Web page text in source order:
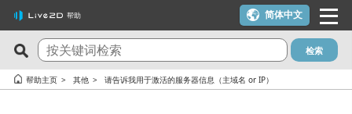
帮助
最新问答
关注度最高的10个问答
检索
帮助主页 其他 请告诉我用于激活的服务器信息（主域名 or IP）
简体中文